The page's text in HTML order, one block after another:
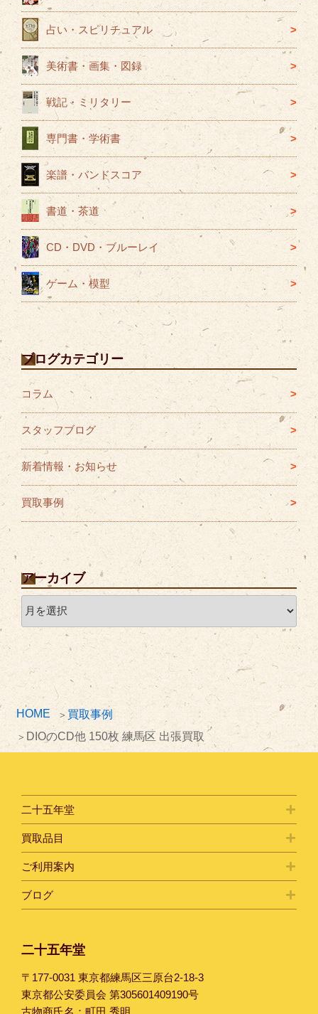
HOME
買取事例
DIOのCD他 150枚 練馬区 出張買取
占い・スピリチュアル
美術書・画集・図録
戦記・ミリタリー
専門書・学術書
楽譜・バンドスコア
書道・茶道
CD・DVD・ブルーレイ
ゲーム・模型
ブログカテゴリー
コラム
スタッフブログ
新着情報・お知らせ
買取事例
アーカイブ
ー
カ
イ
ブ
二十五年堂
買取品目
ご利用案内
ブログ
二十五年堂
〒177-0031 東京都練馬区三原台2-18-3
東京都公安委員会 第305601409190号
古物商氏名：町田 秀明